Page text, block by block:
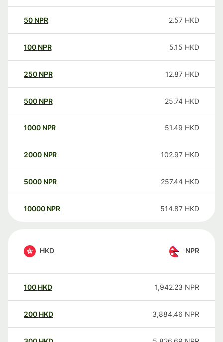
50 NPR 2.57 HKD
100 NPR 5.15 HKD
250 NPR 12.87 HKD
500 NPR 25.74 HKD
1000 NPR 51.49 HKD
2000 NPR 102.97 HKD
5000 NPR 257.44 HKD
10000 NPR 514.87 HKD
HKD NPR
100 HKD 1,942.23 NPR
200 HKD 3,884.46 NPR